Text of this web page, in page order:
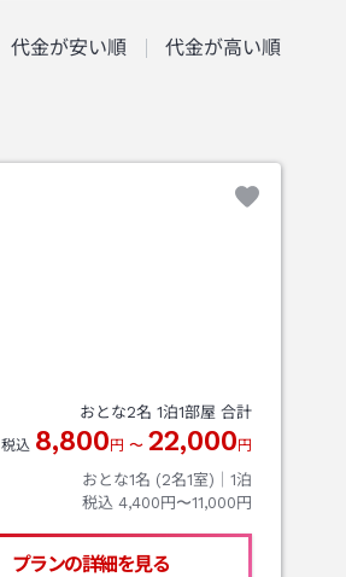
代金が安い順 代金が高い順
おとな2名 1泊1部屋 合計
税込 8,800円 〜 22,000円
おとな1名 (2名1室)｜ 1泊
税込 4,400円〜11,000円
プランの詳細を見る